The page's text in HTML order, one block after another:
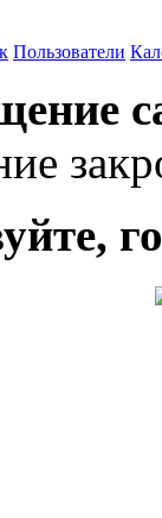
Пользователи